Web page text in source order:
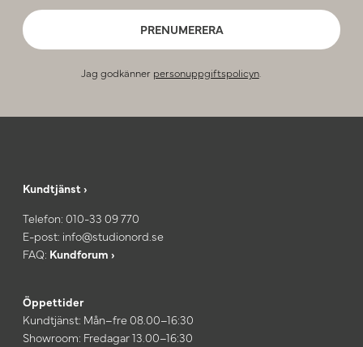
PRENUMERERA
Jag godkänner personuppgiftspolicyn.
Kundtjänst ›
Telefon: 010-33 09 770
E-post: info@studionord.se
FAQ: Kundforum ›
Öppettider
Kundtjänst: Mån–fre 08.00–16:30
Showroom: Fredagar 13.00–16:30